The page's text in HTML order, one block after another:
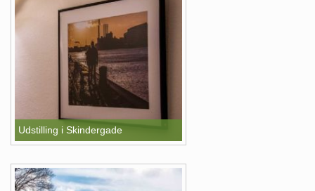
Udstilling i Skindergade